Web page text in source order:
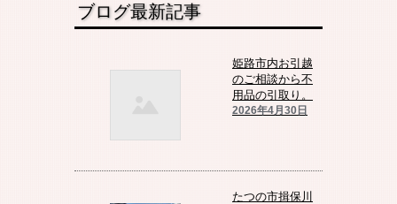
ブログ最新記事
姫路市内お引越
のご相談から不
用品の引取り。
2026年4月30日
たつの市揖保川